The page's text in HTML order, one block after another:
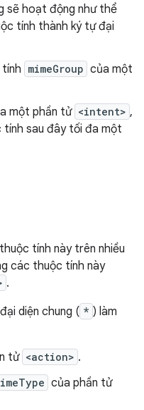
sẽ hoạt động như thể
tính thành ký tự đại
mimeGroup của một
một phần tử <intent> ,
tính sau đây tối đa một
tính này trên nhiều
các thuộc tính này
.
diện chung ( * ) làm
tử <action> .
của phần tử